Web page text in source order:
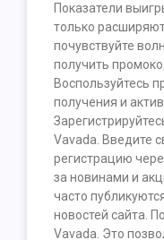
Показатели
только
почувствуйте
получить
Воспользуйтесь
получения и
Vavada. Введите
регистрацию
за новинами и
часто
новостей сайта.
Vavada. Это